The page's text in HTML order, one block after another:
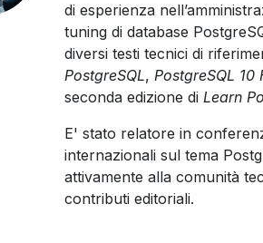
di esperienza
tuning di database
diversi testi tecnici di
PostgreSQL, PostgreSQL
seconda edizione di Learn
E' stato relatore in
internazionali sul tema
attivamente alla comunità
contributi editoriali.